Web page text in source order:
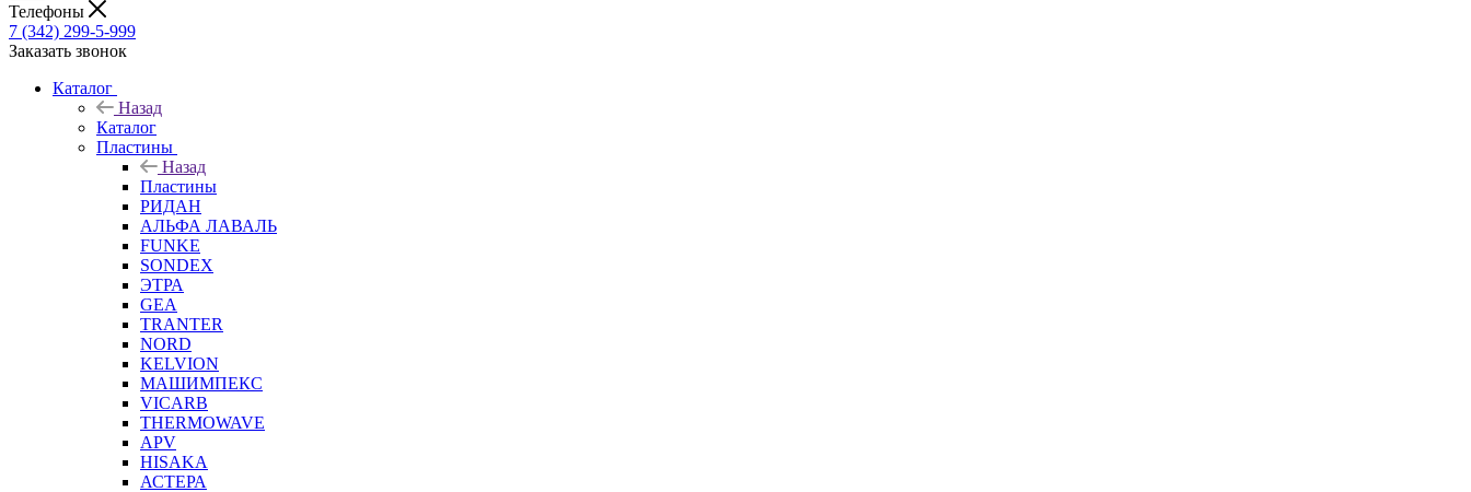
Телефоны
7 (342) 299-5-999
Заказать звонок
Каталог
Назад
Каталог
Пластины
Назад
Пластины
РИДАН
АЛЬФА ЛАВАЛЬ
FUNKE
SONDEX
ЭТРА
GEA
TRANTER
NORD
KELVION
МАШИМПЕКС
VICARB
THERMOWAVE
APV
HISAKA
АСТЕРА